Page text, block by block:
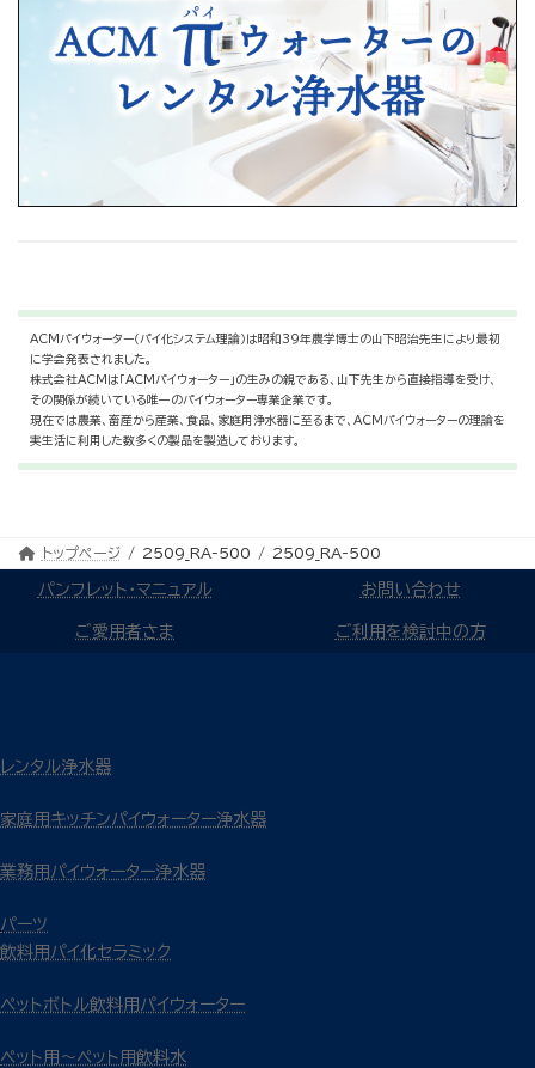
ACMパイウォーター（パイ化システム理論）は昭和39年農学博士の山下昭治先生により最初
に学会発表されました。
株式会社ACMは「ACMパイウォーター」の生みの親である、山下先生から直接指導を受け、
その関係が続いている唯一のパイウォーター専業企業です。
現在では農業、畜産から産業、食品、家庭用浄水器に至るまで、ACMパイウォーターの理論を
実生活に利用した数多くの製品を製造しております。
トップページ 2509_RA-500 2509_RA-500
パンフレット・マニュアル お問い合わせ
ご愛用者さま ご利用を検討中の方
レンタル浄水器
家庭用キッチンパイウォーター浄水器
業務用パイウォーター浄水器
パーツ
飲料用パイ化セラミック
ペットボトル飲料用パイウォーター
ペット用～ペット用飲料水